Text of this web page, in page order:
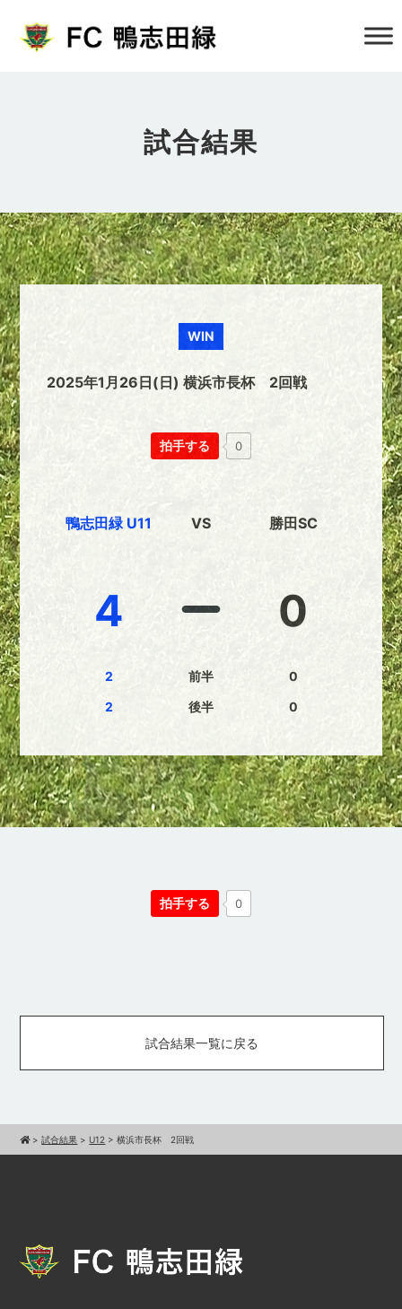
試合結果
WIN
2025年1月26日(日) 横浜市長杯 2回戦
拍手する 0
鴨志田緑 U11
4
2
2
VS
前半
後半
勝田SC
0
0
0
拍手する 0
試合結果一覧に戻る
>試合結果 > U12 >横浜市長杯 2回戦